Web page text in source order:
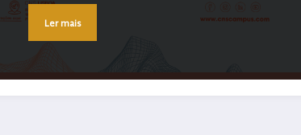
Ler mais